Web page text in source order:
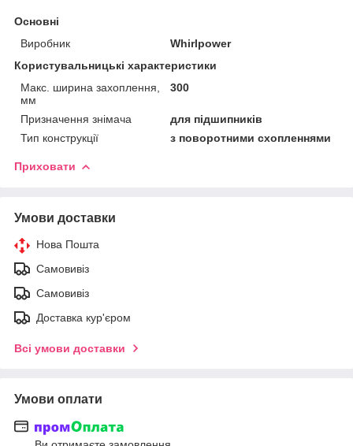
Основні
Виробник
Whirlpower
Користувальницькі характеристики
Макс. ширина захоплення,
мм
300
Призначення знімача
для підшипників
Тип конструкції
з поворотними схопленнями
Приховати
Умови доставки
Нова Пошта
Самовивіз
Самовивіз
Доставка кур'єром
Всі умови доставки
Умови оплати